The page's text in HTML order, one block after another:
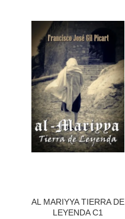
AL MARIYYA TIERRA DE
LEYENDA C1